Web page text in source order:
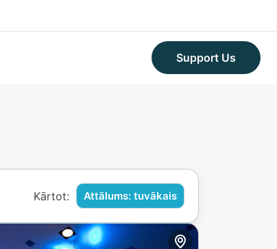
Support Us
Kārtot: Attālums: tuvākais